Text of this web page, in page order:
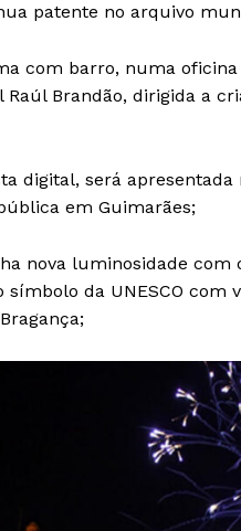
patente no arquivo
com barro, numa
Brandão, dirigida a
digital, será
em Guimarães;
nova luminosidade com
da UNESCO com